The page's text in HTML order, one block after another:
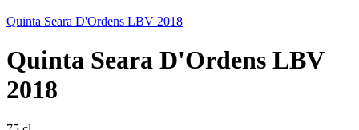
Quinta Seara D'Ordens LBV 2018
Quinta Seara D'Ordens LBV
2018